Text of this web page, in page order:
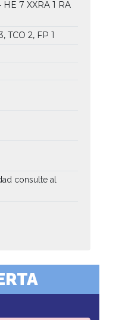
HE 7 XXRA 1 RA
TCO 2, FP 1
consulte al